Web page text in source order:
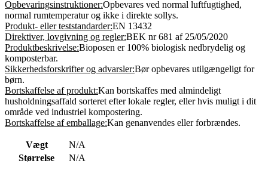
Opbevaringsinstruktioner:Opbevares ved normal luftfugtighed,
normal rumtemperatur og ikke i direkte sollys.
Produkt- eller teststandarder:EN 13432
Direktiver, lovgivning og regler:BEK nr 681 af 25/05/2020
Produktbeskrivelse:Bioposen er 100% biologisk nedbrydelig og
komposterbar.
Sikkerhedsforskrifter og advarsler:Bør opbevares utilgængeligt for
børn.
Bortskaffelse af produkt:Kan bortskaffes med almindeligt
husholdningsaffald sorteret efter lokale regler, eller hvis muligt i dit
område ved industriel kompostering.
Bortskaffelse af emballage:Kan genanvendes eller forbrændes.
Vægt
N/A
Størrelse
N/A